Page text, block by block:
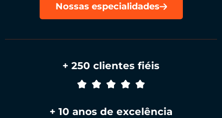
Nossas especialidades
+ 250 clientes fiéis
+ 10 anos de excelência